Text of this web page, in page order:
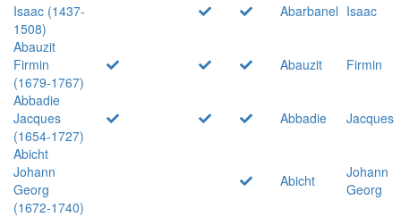
Isaac (1437-
1508)
Abarbanel Isaac
Abauzit
Firmin
(1679-1767)
Abauzit
Firmin
Abbadie
Jacques
(1654-1727)
Abbadie
Jacques
Abicht
Johann
Georg
(1672-1740)
Abicht
Johann
Georg